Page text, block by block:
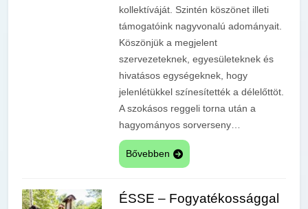
kollektíváját. Szintén köszönet illeti
támogatóink nagyvonalú adományait.
Köszönjük a megjelent
szervezeteknek, egyesületeknek és
hivatásos egységeknek, hogy
jelenlétükkel színesítették a délelőttöt.
A szokásos reggeli torna után a
hagyományos sorverseny…
Bővebben
ÉSSE – Fogyatékossággal